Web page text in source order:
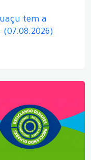
tem a